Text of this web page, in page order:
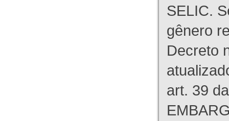
SELIC.
gênero
Decreto
art. 39